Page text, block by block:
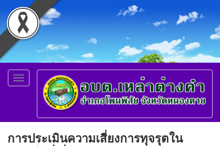
Toggle
navigation
การประเมินความเสี่ยงการทุจรุตใน